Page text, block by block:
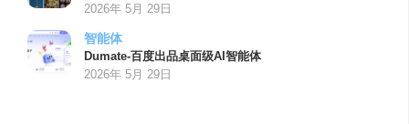
2026年 5月 29日
智能体
Dumate-百度出品桌面级AI智能体
2026年 5月 29日